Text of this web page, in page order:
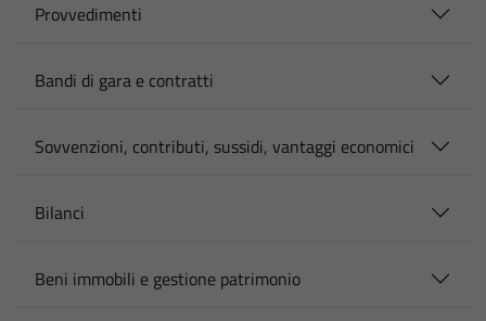
Provvedimenti
Bandi di gara e contratti
Sovvenzioni, contributi, sussidi, vantaggi economici
Bilanci
Beni immobili e gestione patrimonio